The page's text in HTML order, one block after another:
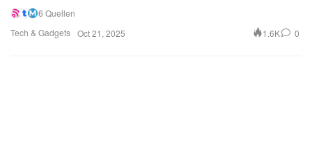
Tech & Gadgets
6 Quellen
Oct 21, 2025
1.6K 0